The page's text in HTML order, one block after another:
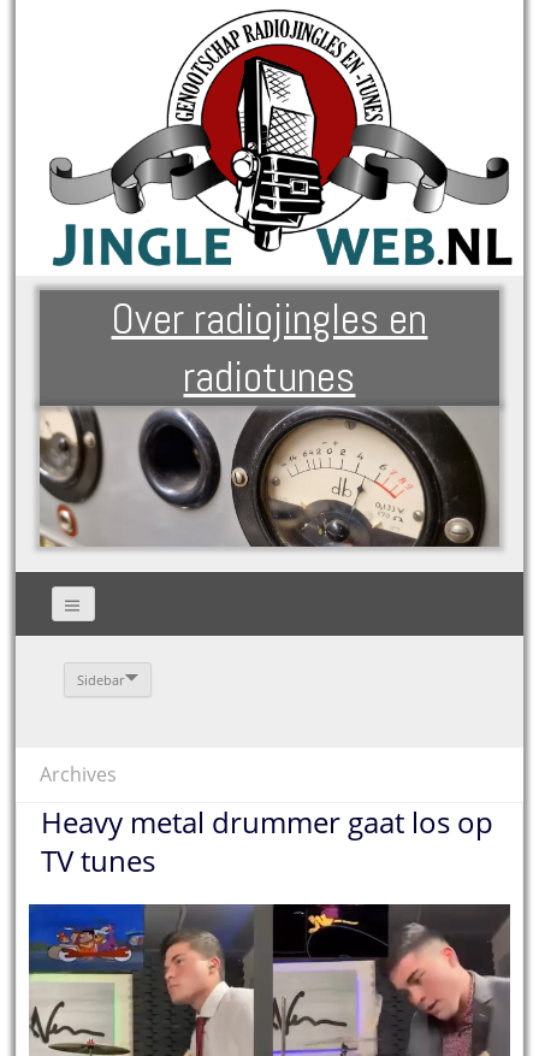
Over radiojingles en
radiotunes
Sidebar
Archives
Heavy metal drummer gaat los op
TV tunes